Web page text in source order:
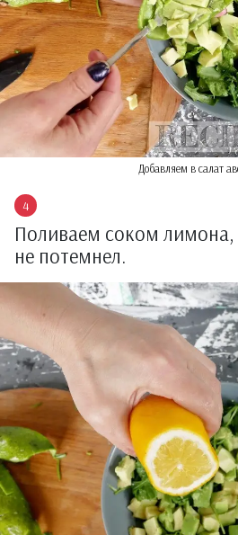
Добавляем в салат
Поливаем соком
не потемнел.